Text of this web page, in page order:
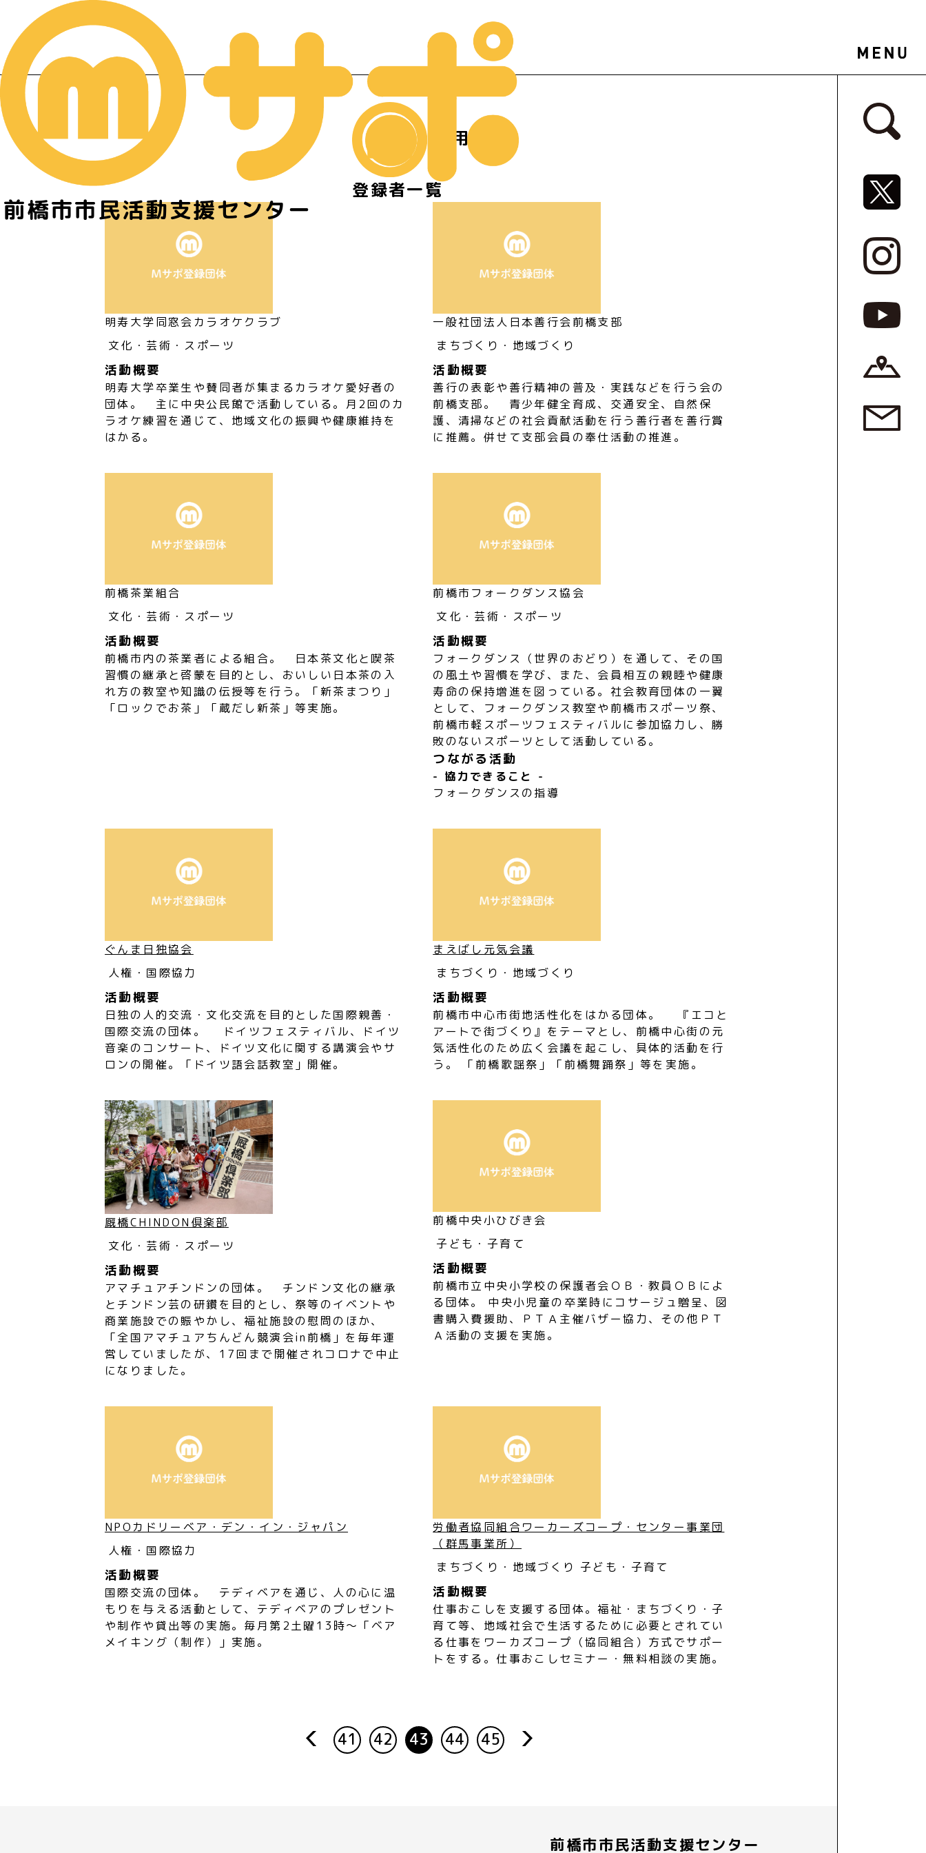
前橋市市民活動支援センター
サイドバ
SNSリ
利用
登録者一覧
明寿大学同窓会カラオケクラブ
文化・芸術・スポーツ
活動概要
明寿大学卒業生や賛同者が集まるカラオケ愛好者の
団体。 主に中央公民館で活動している。月2回のカ
ラオケ練習を通じて、地域文化の振興や健康維持を
はかる。
一般社団法人日本善行会前橋支部
まちづくり・地域づくり
活動概要
善行の表彰や善行精神の普及・実践などを行う会の
前橋支部。 青少年健全育成、交通安全、自然保
護、清掃などの社会貢献活動を行う善行者を善行賞
に推薦。併せて支部会員の奉仕活動の推進。
前橋茶業組合
文化・芸術・スポーツ
活動概要
前橋市内の茶業者による組合。 日本茶文化と喫茶
習慣の継承と啓蒙を目的とし、おいしい日本茶の入
れ方の教室や知識の伝授等を行う。「新茶まつり」
「ロックでお茶」「蔵だし新茶」等実施。
前橋市フォークダンス協会
文化・芸術・スポーツ
活動概要
フォークダンス（世界のおどり）を通して、その国
の風土や習慣を学び、また、会員相互の親睦や健康
寿命の保持増進を図っている。社会教育団体の一翼
として、フォークダンス教室や前橋市スポーツ祭、
前橋市軽スポーツフェスティバルに参加協力し、勝
敗のないスポーツとして活動している。
つながる活動
- 協力できること -
フォークダンスの指導
ぐんま日独協会
人権・国際協力
活動概要
日独の人的交流・文化交流を目的とした国際親善・
国際交流の団体。 ドイツフェスティバル、ドイツ
音楽のコンサート、ドイツ文化に関する講演会やサ
ロンの開催。「ドイツ語会話教室」開催。
まえばし元気会議
まちづくり・地域づくり
活動概要
前橋市中心市街地活性化をはかる団体。 『エコと
アートで街づくり』をテーマとし、前橋中心街の元
気活性化のため広く会議を起こし、具体的活動を行
う。 「前橋歌謡祭」「前橋舞踊祭」等を実施。
厩橋CHINDON倶楽部
文化・芸術・スポーツ
活動概要
アマチュアチンドンの団体。 チンドン文化の継承
とチンドン芸の研鑽を目的とし、祭等のイベントや
商業施設での賑やかし、福祉施設の慰問のほか、
「全国アマチュアちんどん競演会in前橋」を毎年運
営していましたが、17回まで開催されコロナで中止
になりました。
前橋中央小ひびき会
子ども・子育て
活動概要
前橋市立中央小学校の保護者会ＯＢ・教員ＯＢによ
る団体。 中央小児童の卒業時にコサージュ贈呈、図
書購入費援助、ＰＴＡ主催バザー協力、その他ＰＴ
Ａ活動の支援を実施。
NPOカドリーベア・デン・イン・ジャパン
人権・国際協力
活動概要
国際交流の団体。 テディベアを通じ、人の心に温
もりを与える活動として、テディベアのプレゼント
や制作や貸出等の実施。毎月第2土曜13時～「ベア
メイキング（制作）」実施。
労働者協同組合ワーカーズコープ・センター事業団
（群馬事業所）
まちづくり・地域づくり 子ども・子育て
活動概要
仕事おこしを支援する団体。福祉・まちづくり・子
育て等、地域社会で生活するために必要とされてい
る仕事をワーカズコープ（協同組合）方式でサポー
トをする。仕事おこしセミナー・無料相談の実施。
prev 41 42 43 44 45 next
前橋市市民活動支援センター